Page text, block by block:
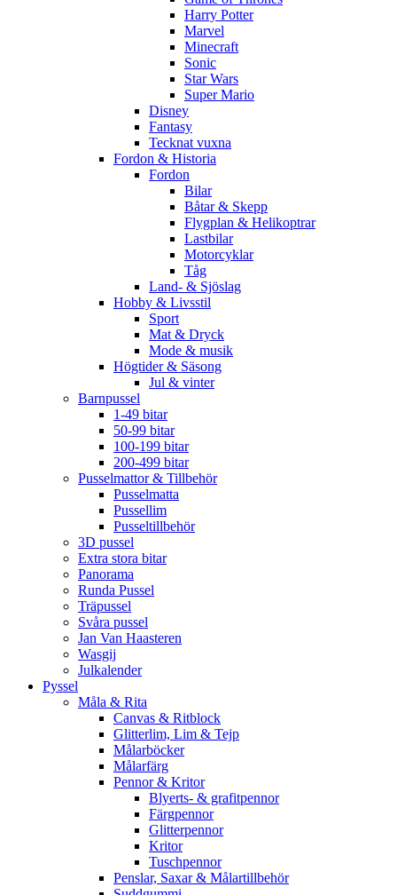
Harry Potter
Marvel
Minecraft
Sonic
Star Wars
Super Mario
Disney
Fantasy
Tecknat vuxna
Fordon & Historia
Fordon
Bilar
Båtar & Skepp
Flygplan & Helikoptrar
Lastbilar
Motorcyklar
Tåg
Land- & Sjöslag
Hobby & Livsstil
Sport
Mat & Dryck
Mode & musik
Högtider & Säsong
Jul & vinter
Barnpussel
1-49 bitar
50-99 bitar
100-199 bitar
200-499 bitar
Pusselmattor & Tillbehör
Pusselmatta
Pussellim
Pusseltillbehör
3D pussel
Extra stora bitar
Panorama
Runda Pussel
Träpussel
Svåra pussel
Jan Van Haasteren
Wasgij
Julkalender
Pyssel
Måla & Rita
Canvas & Ritblock
Glitterlim, Lim & Tejp
Målarböcker
Målarfärg
Pennor & Kritor
Blyerts- & grafitpennor
Färgpennor
Glitterpennor
Kritor
Tuschpennor
Penslar, Saxar & Målartillbehör